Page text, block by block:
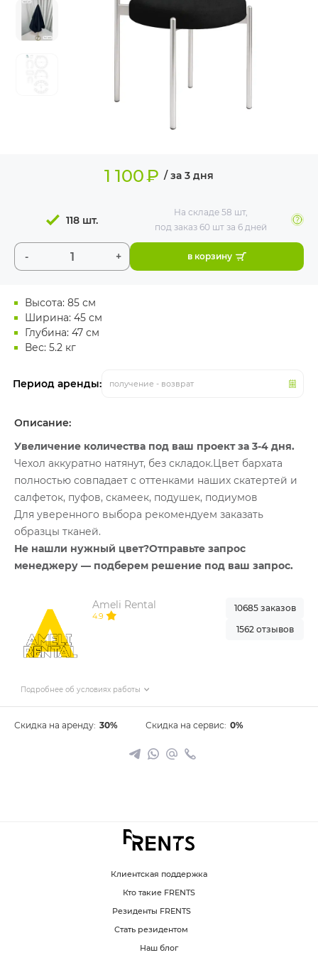
ИЗДЕЛИЯ ДЛЯ
КОМФОРТА
ТЕХНИЧЕСКОЕ
Высота: 85 см
Ширина: 45 см
Глубина: 47 см
Вес: 5.2 кг
Период аренды: получение - возврат
1 100₽ / за 3 дня
- +
118 шт.
На складе 58 шт,
под заказ 60 штза 6 дней
в корзину
Описание:
Увеличение количества под ваш проект за 3-4 дня.
Чехол аккуратно натянут, без складок.Цвет бархата
полностью совпадает с оттенками наших скатертей и
салфеток, пуфов, скамеек, подушек, подиумов
Для уверенного выбора рекомендуем заказать
образцы тканей.
Не нашли нужный цвет?Отправьте запрос
менеджеру — подберем решение под ваш запрос.
Ameli Rental
4.9
Подробнее об условиях работы
10685 заказов
1562 отзывов
Скидка на аренду: 30% Скидка на сервис: 0%
Клиентская поддержка
Кто такие FRENTS
Резиденты FRENTS
Стать резидентом
Наш блог